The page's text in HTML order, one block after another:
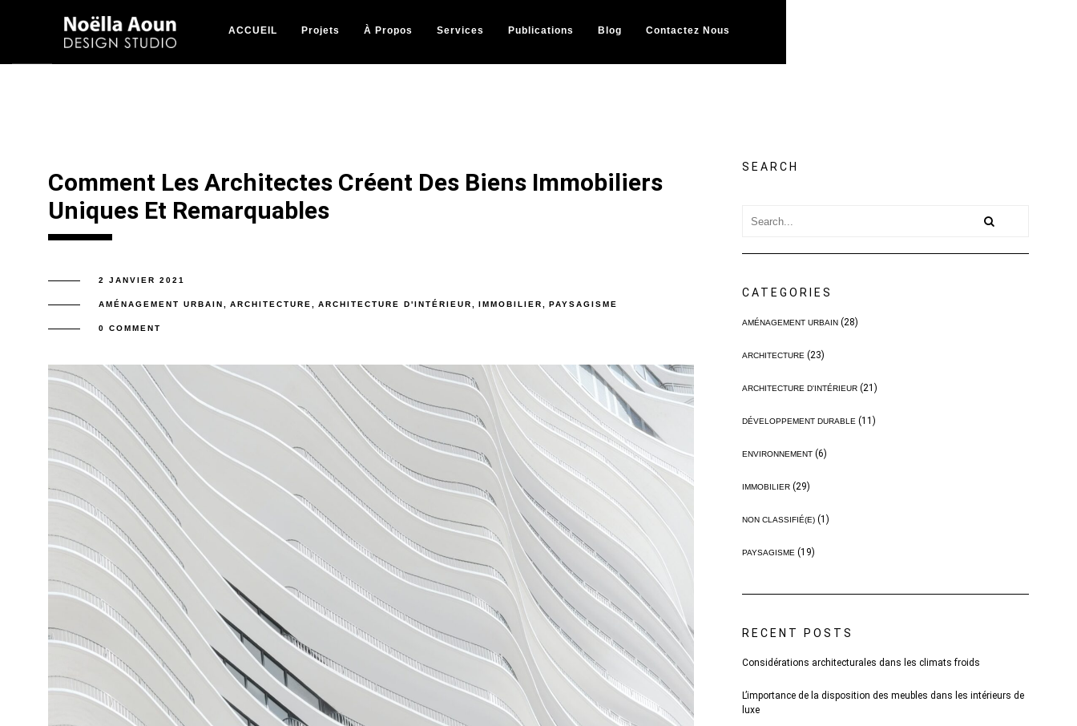
ACCUEIL Projets À Propos Services Publications Blog Contactez Nous
Comment Les Architectes Créent Des Biens Immobiliers
Uniques Et Remarquables
2 JANVIER 2021
AMÉNAGEMENT URBAIN ARCHITECTURE ARCHITECTURE D'INTÉRIEUR IMMOBILIER PAYSAGISME
0 COMMENT
SEARCH
CATEGORIES
AMÉNAGEMENT URBAIN (28)
ARCHITECTURE (23)
ARCHITECTURE D'INTÉRIEUR (21)
DÉVELOPPEMENT DURABLE (11)
ENVIRONNEMENT (6)
IMMOBILIER (29)
NON CLASSIFIÉ(E) (1)
PAYSAGISME (19)
RECENT POSTS
Considérations architecturales dans les climats froids
L’importance de la disposition des meubles dans les intérieurs de
luxe